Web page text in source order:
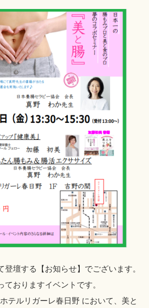
登壇する【お知らせ】でございます。
ておりますイベントです。
テルリガーレ春日野 において、美と